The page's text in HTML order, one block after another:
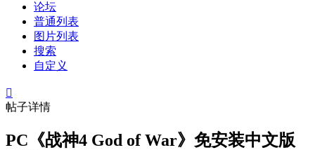
论坛
普通列表
图片列表
搜索
自定义

帖子详情
PC《战神4 God of War》免安装中文版